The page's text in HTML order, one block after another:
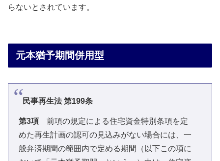
らないとされています。
元本猶予期間併用型
民事再生法 第199条
第3項 前項の規定による住宅資金特別条項を定
めた再生計画の認可の見込みがない場合には、一
般弁済期間の範囲内で定める期間（以下この項に